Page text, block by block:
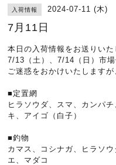
入荷情報 2024-07-11 (木)
7月11日
本日の入荷情報をお送りいた
7/13（土）、7/14（日）市場
ご迷惑をおかけいたします
■定置網
ヒラソウダ、スマ、カンパ
キ、アイゴ（白子）
■釣物
カマス、コシナガ、ヒラソ
エ、マダコ